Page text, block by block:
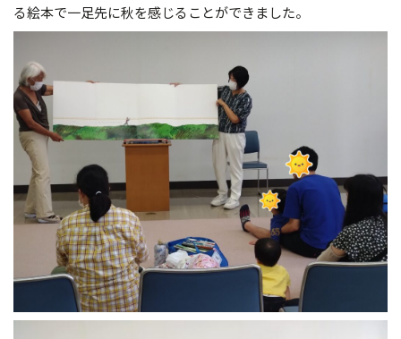
る絵本で一足先に秋を感じることができました。